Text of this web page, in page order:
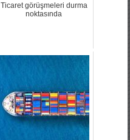
Ticaret görüşmeleri durma
noktasında